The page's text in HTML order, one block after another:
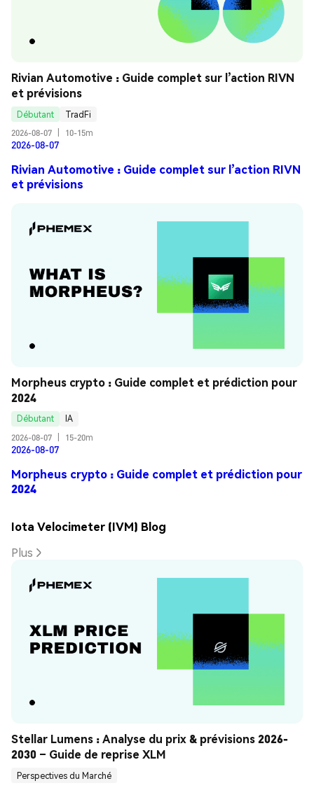
Rivian Automotive : Guide complet sur l’action RIVN
et prévisions
Débutant
TradFi
2026-08-07
10-15m
2026-08-07
Rivian Automotive : Guide complet sur l’action RIVN
et prévisions
Morpheus crypto : Guide complet et prédiction pour
2024
Débutant
IA
2026-08-07
15-20m
2026-08-07
Morpheus crypto : Guide complet et prédiction pour
2024
Iota Velocimeter (IVM) Blog
Plus
Stellar Lumens : Analyse du prix & prévisions 2026-
2030 – Guide de reprise XLM
Perspectives du Marché